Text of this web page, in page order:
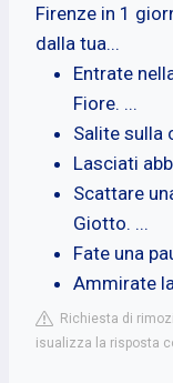
Firenze in 1
dalla tua...
Entrate
Fiore. ...
Salite sulla
Lasciati
Scattare
Giotto. ...
Fate una
Ammirate
Richiesta di
isualizza la risposta